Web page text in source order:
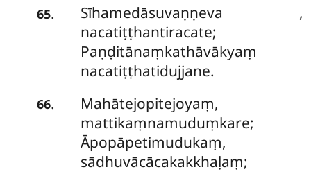
65. Sīhamedāsuvaṇṇeva ,
nacatiṭṭhantiracate;
Paṇḍitānaṃkathāvākyaṃ
nacatiṭṭhatidujjane.
66.
Mahātejopitejoyaṃ,
mattikaṃnamuduṃkare;
Āpopāpetimudukaṃ,
sādhuvācācakakkhaḷaṃ;